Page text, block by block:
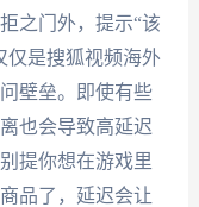
之门外，提示“该
仅是搜狐视频海外
壁垒。即使有些
也会导致高延迟
提你想在游戏里
品了，延迟会让